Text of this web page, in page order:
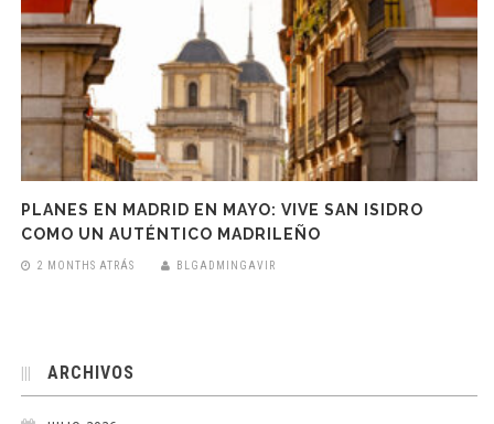
PLANES EN MADRID EN MAYO: VIVE SAN ISIDRO
COMO UN AUTÉNTICO MADRILEÑO
2 MONTHS ATRÁS BLGADMINGAVIR
ARCHIVOS